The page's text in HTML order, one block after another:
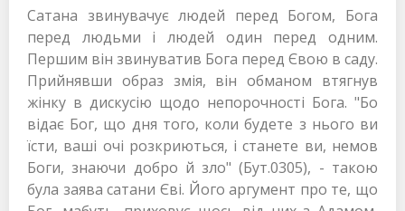
Сатана звинувачує людей перед Богом, Бога
перед людьми і людей один перед одним.
Першим він звинуватив Бога перед Євою в саду.
Прийнявши образ змія, він обманом втягнув
жінку в дискусію щодо непорочності Бога. "Бо
відає Бог, що дня того, коли будете з нього ви
їсти, ваші очі розкриються, і станете ви, немов
Боги, знаючи добро й зло" (Бут.0305), - такою
була заява сатани Єві. Його аргумент про те, що